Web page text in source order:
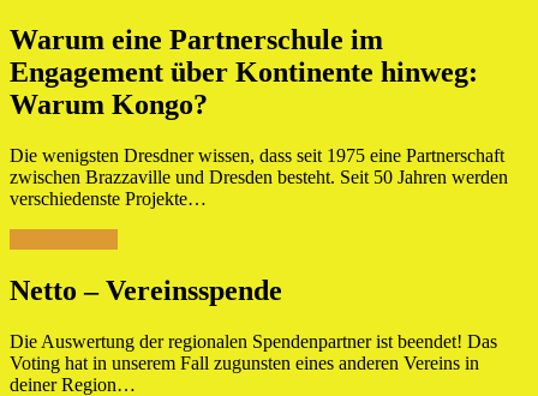
Warum eine Partnerschule im
Engagement über Kontinente hinweg:
Warum Kongo?
Die wenigsten Dresdner wissen, dass seit 1975 eine Partnerschaft
zwischen Brazzaville und Dresden besteht. Seit 50 Jahren werden
verschiedenste Projekte…
Netto – Vereinsspende
Die Auswertung der regionalen Spendenpartner ist beendet! Das
Voting hat in unserem Fall zugunsten eines anderen Vereins in
deiner Region…